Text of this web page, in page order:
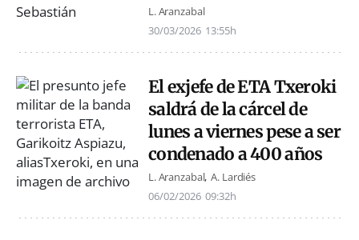
L. Aranzabal
30/03/2026 13:55h
El exjefe de ETA Txeroki
saldrá de la cárcel de
lunes a viernes pese a ser
condenado a 400 años
L. Aranzabal A. Lardiés
06/02/2026 09:32h